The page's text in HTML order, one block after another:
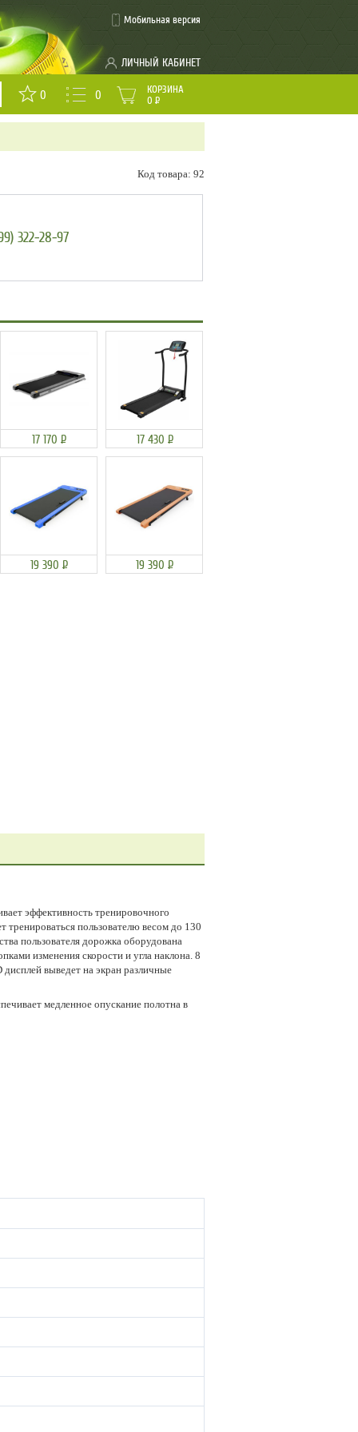
Мобильная версия
ЛИЧНЫЙ КАБИНЕТ
0 0
КОРЗИНА
0 Р
Код товара: 92
322-28-97
17 170 Р 17 430 Р
19 390 Р 19 390 Р
эффективность тренировочного
пользователю весом до 130
пользователя дорожка оборудована
изменения скорости и угла наклона. 8
выведет на экран различные
медленное опускание полотна в